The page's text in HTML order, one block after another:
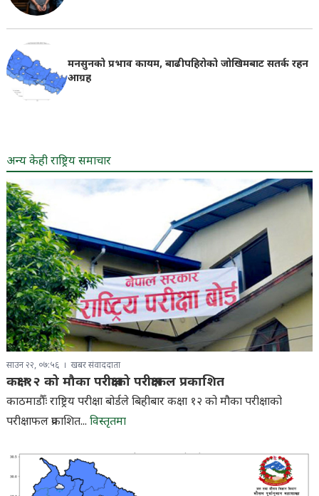
मनसुनको प्रभाव कायम, बाढीपहिरोको जोखिमबाट सतर्क रहन
आग्रह
अन्य केही राष्ट्रिय समाचार
साउन २२, ०७:५६ खबर संवाददाता
कक्षा १२ को मौका परीक्षाको परीक्षाफल प्रकाशित
काठमाडौँः राष्ट्रिय परीक्षा बोर्डले बिहीबार कक्षा १२ को मौका परीक्षाको
परीक्षाफल प्रकाशित... विस्तृतमा